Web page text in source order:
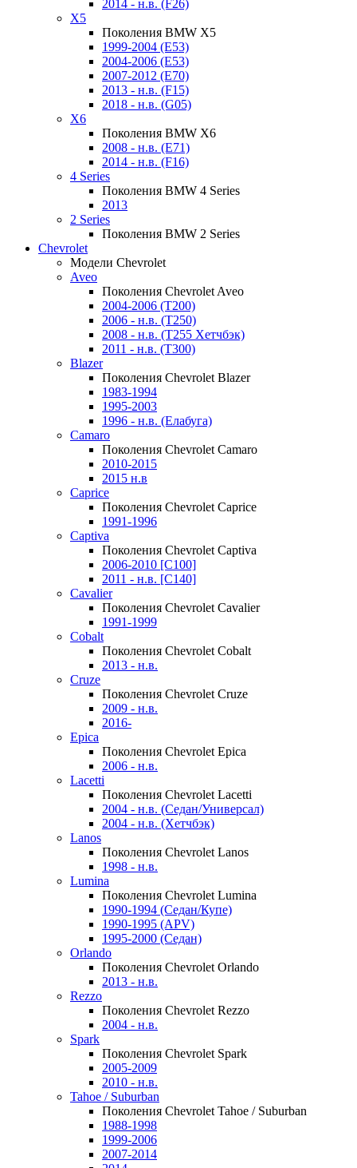
2014 - н.в. (F26)
X5
Поколения BMW X5
1999-2004 (E53)
2004-2006 (E53)
2007-2012 (E70)
2013 - н.в. (F15)
2018 - н.в. (G05)
X6
Поколения BMW X6
2008 - н.в. (E71)
2014 - н.в. (F16)
4 Series
Поколения BMW 4 Series
2013
2 Series
Поколения BMW 2 Series
Chevrolet
Модели Chevrolet
Aveo
Поколения Chevrolet Aveo
2004-2006 (T200)
2006 - н.в. (T250)
2008 - н.в. (T255 Хетчбэк)
2011 - н.в. (Т300)
Blazer
Поколения Chevrolet Blazer
1983-1994
1995-2003
1996 - н.в. (Елабуга)
Camaro
Поколения Chevrolet Camaro
2010-2015
2015 н.в
Caprice
Поколения Chevrolet Caprice
1991-1996
Captiva
Поколения Chevrolet Captiva
2006-2010 [C100]
2011 - н.в. [C140]
Cavalier
Поколения Chevrolet Cavalier
1991-1999
Cobalt
Поколения Chevrolet Cobalt
2013 - н.в.
Cruze
Поколения Chevrolet Cruze
2009 - н.в.
2016-
Epica
Поколения Chevrolet Epica
2006 - н.в.
Lacetti
Поколения Chevrolet Lacetti
2004 - н.в. (Седан/Универсал)
2004 - н.в. (Хетчбэк)
Lanos
Поколения Chevrolet Lanos
1998 - н.в.
Lumina
Поколения Chevrolet Lumina
1990-1994 (Седан/Купе)
1990-1995 (APV)
1995-2000 (Седан)
Orlando
Поколения Chevrolet Orlando
2013 - н.в.
Rezzo
Поколения Chevrolet Rezzo
2004 - н.в.
Spark
Поколения Chevrolet Spark
2005-2009
2010 - н.в.
Tahoe / Suburban
Поколения Chevrolet Tahoe / Suburban
1988-1998
1999-2006
2007-2014